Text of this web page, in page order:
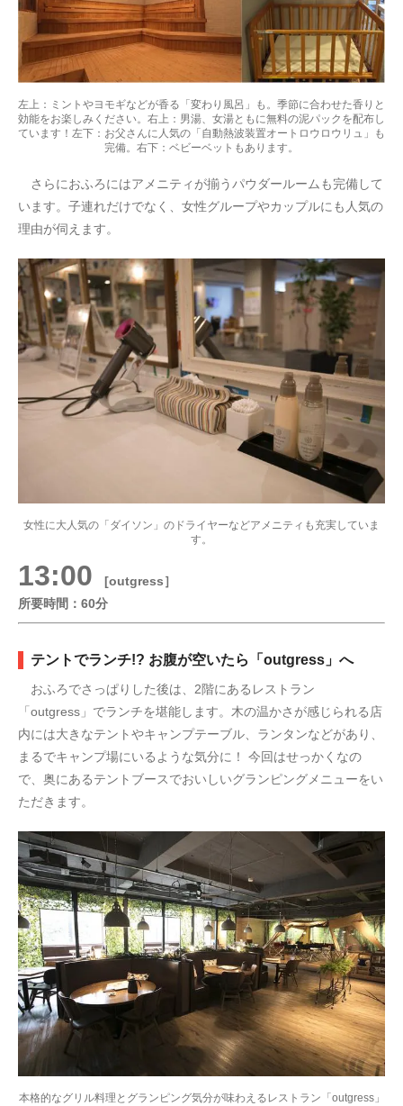
左上：ミントやヨモギなどが香る「変わり風呂」も。季節に合わせた香りと
効能をお楽しみください。右上：男湯、女湯ともに無料の泥パックを配布し
ています！左下：お父さんに人気の「自動熱波装置オートロウロウリュ」も
完備。右下：ベビーベットもあります。
さらにおふろにはアメニティが揃うパウダールームも完備して
います。子連れだけでなく、女性グループやカップルにも人気の
理由が伺えます。
女性に大人気の「ダイソン」のドライヤーなどアメニティも充実していま
す。
13:00
[outgress］
所要時間：60分
テントでランチ!? お腹が空いたら「outgress」へ
おふろでさっぱりした後は、2階にあるレストラン
「outgress」でランチを堪能します。木の温かさが感じられる店
内には大きなテントやキャンプテーブル、ランタンなどがあり、
まるでキャンプ場にいるような気分に！ 今回はせっかくなの
で、奥にあるテントブースでおいしいグランピングメニューをい
ただきます。
本格的なグリル料理とグランピング気分が味わえるレストラン「outgress」